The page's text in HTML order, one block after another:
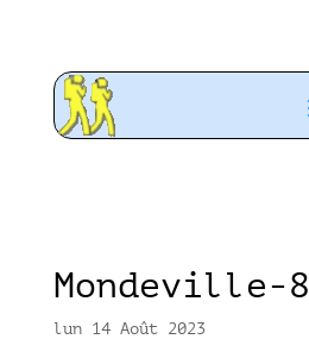
Mondeville-8
lun 14 Août 2023